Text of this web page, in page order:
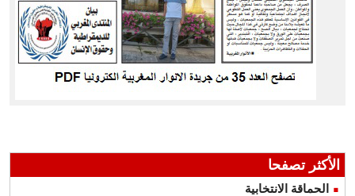
الأكثر تصفحا
الحماقة الانتخابية